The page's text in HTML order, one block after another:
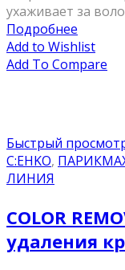
ухаживает за
Подробнее
Add to Wishlist
Add To Compare
Быстрый
C:EHKO,
ЛИНИЯ
COLOR
удаления